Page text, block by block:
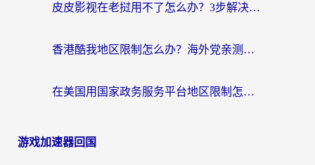
皮皮影视在老挝用不了怎么办？3步解决海外看国内影视&财经的痛点
香港酷我地区限制怎么办？海外党亲测有效的回国加速方案来了
在美国用国家政务服务平台地区限制怎么办？海外华人必备的突破攻略（附追剧看片技巧）
游戏加速器回国